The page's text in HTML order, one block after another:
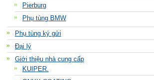
Pierburg
Phụ tùng BMW
Phụ tùng ký gửi
Đại lý
Giới thiệu nhà cung cấp
KUIPER.